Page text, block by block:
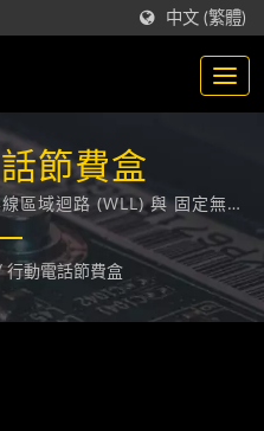
中文 (繁體)
節費盒
區域迴路 (WLL) 與 固定無線
在台灣，致力於為各大電信
關的解決方案。
行動電話節費盒